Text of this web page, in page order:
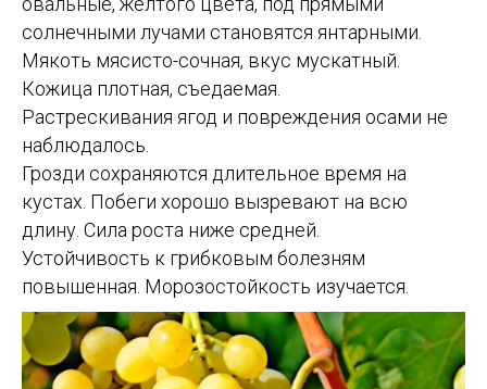
солнечными лучами становятся янтарными.
Мякоть мясисто-сочная, вкус мускатный.
Кожица плотная, съедаемая.
Растрескивания ягод и повреждения осами не
наблюдалось.
Грозди сохраняются длительное время на
кустах. Побеги хорошо вызревают на всю
длину. Сила роста ниже средней.
Устойчивость к грибковым болезням
повышенная. Морозостойкость изучается.